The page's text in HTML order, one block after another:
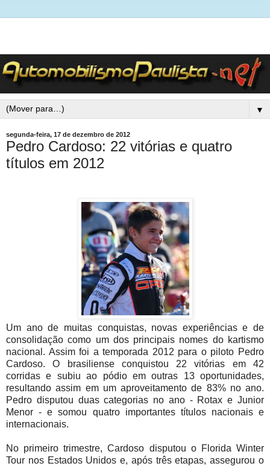
▼
segunda-feira, 17 de dezembro de 2012
Pedro Cardoso: 22 vitórias e quatro
títulos em 2012
Um ano de muitas conquistas, novas experiências e de
consolidação como um dos principais nomes do kartismo
nacional. Assim foi a temporada 2012 para o piloto Pedro
Cardoso. O brasiliense conquistou 22 vitórias em 42
corridas e subiu ao pódio em outras 13 oportunidades,
resultando assim em um aproveitamento de 83% no ano.
Pedro disputou duas categorias no ano - Rotax e Junior
Menor - e somou quatro importantes títulos nacionais e
internacionais.
No primeiro trimestre, Cardoso disputou o Florida Winter
Tour nos Estados Unidos e, após três etapas, assegurou o